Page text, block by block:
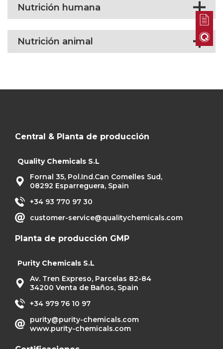
Nutrición humana
Nutrición animal
Central & Planta de producción
Quality Chemicals S.L
Fornal 35, Pol.Ind.Can Comelles Sud,
08292 Esparreguera, Spain
+34 93 770 97 30
customer-service@qualitychemicals.com
Planta de producción GMP
Purity Chemicals S.L
Av. Tren Expreso, Parcelas 82-84
34200 Venta de Baños, Spain
+34 979 76 10 97
purity@purity-chemicals.com
www.purity-chemicals.com